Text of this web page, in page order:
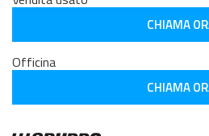
CHIAMA
Officina
CHIAMA